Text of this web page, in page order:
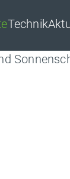
Technik